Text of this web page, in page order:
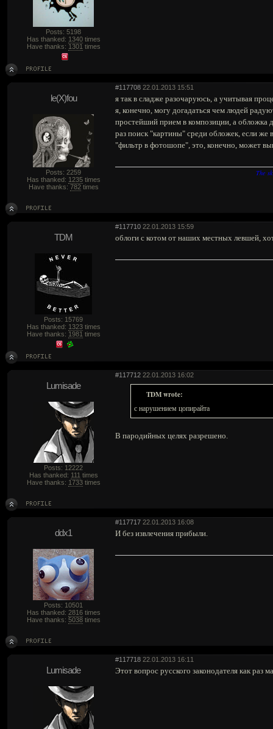
Posts: 5198
Has thanked: 1340times
Have thanks: 1301 times
#117708 22.01.2013 15:51
le(X)fou
Posts: 2259
Has thanked: 1235times
Have thanks: 782times
я так в сладже разочаруюсь, а учитывая
я, конечно, могу догадаться чем людей
простейший прием в композиции, а обложка
раз поиск "картины" среди обложек, если же
"фильтр в фотошопе", это, конечно, может
The
#117710 22.01.2013 15:59
TDM
Posts: 15769
Has thanked: 1323times
Have thanks: 1981 times
облоги с котом от наших местных левшей,
#117712 22.01.2013 16:02
Lumisade
Posts: 12222
Has thanked: 111 times
Have thanks: 1733times
TDM wrote:
с нарушением цопирайта
В пародийных целях разрешено.
#117717 22.01.2013 16:08
ddx1
Posts: 10501
Has thanked: 2816times
Have thanks: 5038times
И без извлечения прибыли.
#117718 22.01.2013 16:11
Lumisade Этот вопрос русского законодателя как раз